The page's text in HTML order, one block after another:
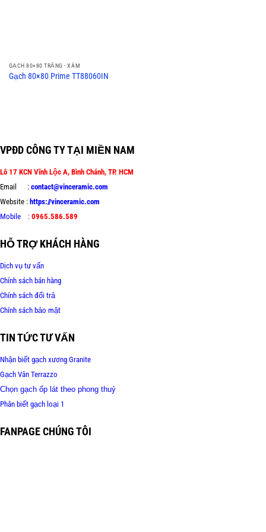
GẠCH 80×80 TRẮNG - XÁM
Gạch 80×80 Prime TT88060IN
VPĐD CÔNG TY TẠI MIỀN NAM
Lô 17 KCN Vĩnh Lộc A, Bình Chánh, TP. HCM
Email : contact@vinceramic.com
Website : https://vinceramic.com
Mobile : 0965.586.589
HỖ TRỢ KHÁCH HÀNG
Dịch vụ tư vấn
Chính sách bán hàng
Chính sách đổi trả
Chính sách bảo mật
TIN TỨC TƯ VẤN
Nhận biết gạch xương Granite
Gạch Vân Terrazzo
Chọn gạch ốp lát theo phong thuỷ
Phân biết gạch loại 1
FANPAGE CHÚNG TÔI